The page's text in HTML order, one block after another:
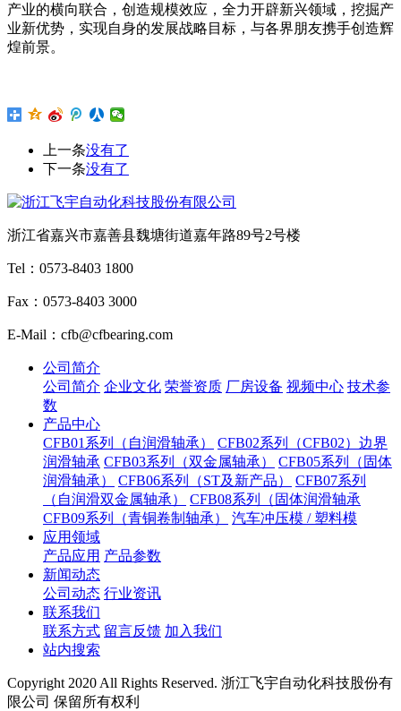
产业的横向联合，创造规模效应，全力开辟新兴领域，挖掘产
业新优势，实现自身的发展战略目标，与各界朋友携手创造辉
煌前景。
上一条没有了
下一条没有了
浙江省嘉兴市嘉善县魏塘街道嘉年路89号2号楼
Tel：0573-8403 1800
Fax：0573-8403 3000
E-Mail：cfb@cfbearing.com
公司简介
公司简介 企业文化 荣誉资质 厂房设备 视频中心 技术参
数
产品中心
CFB01系列（自润滑轴承）
CFB02系列（CFB02）边界
润滑轴承 CFB03系列（双金属轴承）
CFB05系列（固体
润滑轴承）
CFB06系列（ST及新产品）
CFB07系列
（自润滑双金属轴承）
CFB08系列（固体润滑轴承
CFB09系列（青铜卷制轴承）
汽车冲压模 / 塑料模
应用领域
产品应用 产品参数
新闻动态
公司动态 行业资讯
联系我们
联系方式 留言反馈 加入我们
站内搜索
Copyright 2020 All Rights Reserved. 浙江飞宇自动化科技股份有
限公司 保留所有权利